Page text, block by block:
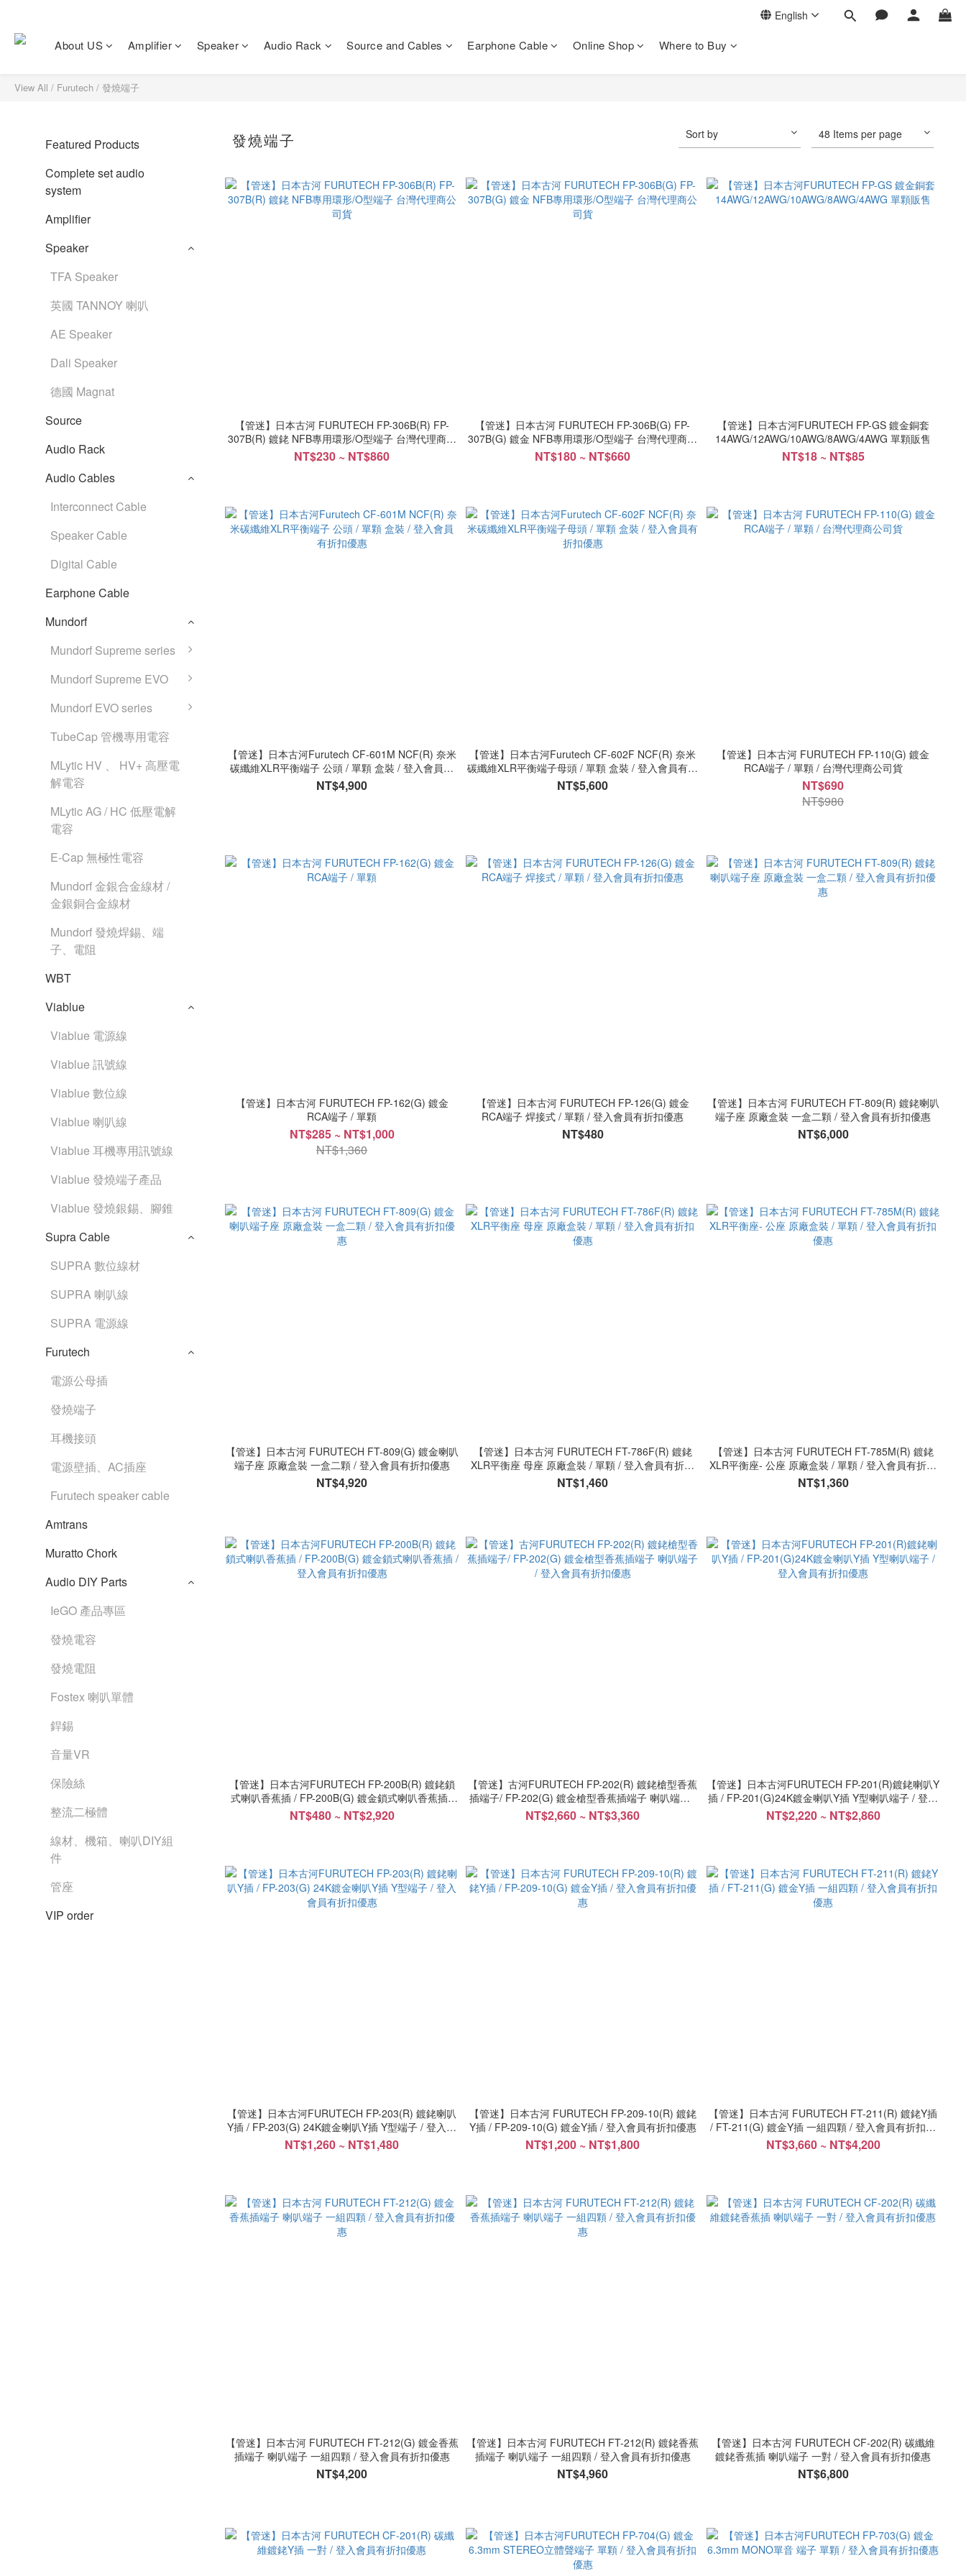
English
About US Amplifier Speaker Audio Rack Source and Cables Earphone Cable Online Shop Where to Buy
View All / Furutech / 發燒端子
Featured Products
Complete set audio
system
Amplifier
Speaker
TFA Speaker
英國 TANNOY 喇叭
AE Speaker
Dali Speaker
德國 Magnat
Source
Audio Rack
Audio Cables
Interconnect Cable
Speaker Cable
Digital Cable
Earphone Cable
Mundorf
Mundorf Supreme series
Mundorf Supreme EVO
Mundorf EVO series
TubeCap 管機專用電容
MLytic HV 、 HV+ 高壓電
解電容
MLytic AG / HC 低壓電解
電容
E-Cap 無極性電容
Mundorf 金銀合金線材 /
金銀銅合金線材
Mundorf 發燒焊錫、端
子、電阻
WBT
Viablue
Viablue 電源線
Viablue 訊號線
Viablue 數位線
Viablue 喇叭線
Viablue 耳機專用訊號線
Viablue 發燒端子產品
Viablue 發燒銀錫、腳錐
Supra Cable
SUPRA 數位線材
SUPRA 喇叭線
SUPRA 電源線
Furutech
電源公母插
發燒端子
耳機接頭
電源壁插、AC插座
Furutech speaker cable
Amtrans
Muratto Chork
Audio DIY Parts
IeGO 產品專區
發燒電容
發燒電阻
Fostex 喇叭單體
銲錫
音量VR
保險絲
整流二極體
線材、機箱、喇叭DIY組
件
管座
VIP order
發燒端子 Sort by 48 Items per page
【管迷】日本古河 FURUTECH FP-306B(R) FP-
307B(R) 鍍銠 NFB專用環形/O型端子 台灣代理商公
司貨
NT$230 ~ NT$860
【管迷】日本古河 FURUTECH FP-306B(G) FP-
307B(G) 鍍金 NFB專用環形/O型端子 台灣代理商公
司貨
NT$180 ~ NT$660
【管迷】日本古河FURUTECH FP-GS 鍍金銅套
14AWG/12AWG/10AWG/8AWG/4AWG 單顆販售
NT$18 ~ NT$85
【管迷】日本古河Furutech CF-601M NCF(R) 奈米
碳纖維XLR平衡端子 公頭 / 單顆 盒裝 / 登入會員有
折扣優惠
NT$4,900
【管迷】日本古河Furutech CF-602F NCF(R) 奈米
碳纖維XLR平衡端子母頭 / 單顆 盒裝 / 登入會員有折
扣優惠
NT$5,600
【管迷】日本古河 FURUTECH FP-110(G) 鍍金
RCA端子 / 單顆 / 台灣代理商公司貨
NT$690
NT$980
【管迷】日本古河 FURUTECH FP-162(G) 鍍金
RCA端子 / 單顆
NT$285 ~ NT$1,000
NT$1,360
【管迷】日本古河 FURUTECH FP-126(G) 鍍金
RCA端子 焊接式 / 單顆 / 登入會員有折扣優惠
NT$480
【管迷】日本古河 FURUTECH FT-809(R) 鍍銠喇叭
端子座 原廠盒裝 一盒二顆 / 登入會員有折扣優惠
NT$6,000
【管迷】日本古河 FURUTECH FT-809(G) 鍍金喇叭
端子座 原廠盒裝 一盒二顆 / 登入會員有折扣優惠
NT$4,920
【管迷】日本古河 FURUTECH FT-786F(R) 鍍銠
XLR平衡座 母座 原廠盒裝 / 單顆 / 登入會員有折扣
優惠
NT$1,460
【管迷】日本古河 FURUTECH FT-785M(R) 鍍銠
XLR平衡座- 公座 原廠盒裝 / 單顆 / 登入會員有折扣
優惠
NT$1,360
【管迷】日本古河FURUTECH FP-200B(R) 鍍銠鎖
式喇叭香蕉插 / FP-200B(G) 鍍金鎖式喇叭香蕉插 /
登入會員有折扣優惠
NT$480 ~ NT$2,920
【管迷】古河FURUTECH FP-202(R) 鍍銠槍型香蕉
插端子/ FP-202(G) 鍍金槍型香蕉插端子 喇叭端子 /
登入會員有折扣優惠
NT$2,660 ~ NT$3,360
【管迷】日本古河FURUTECH FP-201(R)鍍銠喇叭Y
插 / FP-201(G)24K鍍金喇叭Y插 Y型喇叭端子 / 登入
會員有折扣優惠
NT$2,220 ~ NT$2,860
【管迷】日本古河FURUTECH FP-203(R) 鍍銠喇叭
Y插 / FP-203(G) 24K鍍金喇叭Y插 Y型端子 / 登入會
員有折扣優惠
NT$1,260 ~ NT$1,480
【管迷】日本古河 FURUTECH FP-209-10(R) 鍍銠
Y插 / FP-209-10(G) 鍍金Y插 / 登入會員有折扣優惠
NT$1,200 ~ NT$1,800
【管迷】日本古河 FURUTECH FT-211(R) 鍍銠Y插
/ FT-211(G) 鍍金Y插 一組四顆 / 登入會員有折扣優
NT$3,660 ~ NT$4,200
【管迷】日本古河 FURUTECH FT-212(G) 鍍金香蕉
插端子 喇叭端子 一組四顆 / 登入會員有折扣優惠
NT$4,200
【管迷】日本古河 FURUTECH FT-212(R) 鍍銠香蕉
插端子 喇叭端子 一組四顆 / 登入會員有折扣優惠
NT$4,960
【管迷】日本古河 FURUTECH CF-202(R) 碳纖維
鍍銠香蕉插 喇叭端子 一對 / 登入會員有折扣優惠
NT$6,800